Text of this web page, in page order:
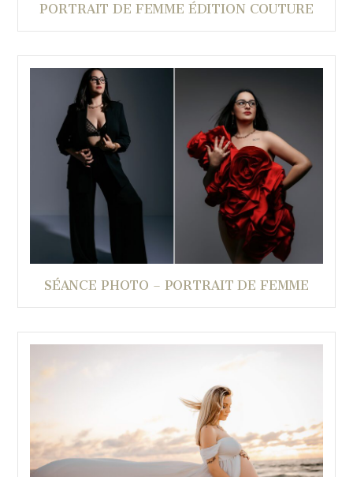
PORTRAIT DE FEMME ÉDITION COUTURE
SÉANCE PHOTO – PORTRAIT DE FEMME